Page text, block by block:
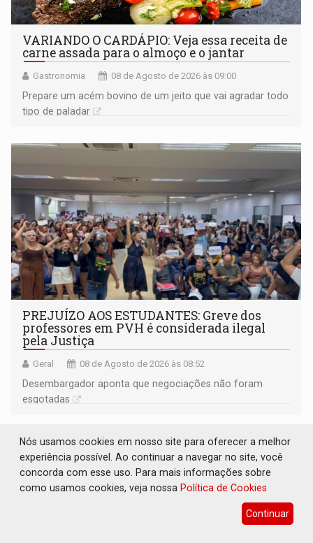
VARIANDO O CARDÁPIO: Veja essa receita de
carne assada para o almoço e o jantar
Gastronomia 08 de Agosto de 2026 às 09:00
Prepare um acém bovino de um jeito que vai agradar todo
tipo de paladar
PREJUÍZO AOS ESTUDANTES: Greve dos
professores em PVH é considerada ilegal
pela Justiça
Geral 08 de Agosto de 2026 às 08:52
Desembargador aponta que negociações não foram
esgotadas
Nós usamos cookies em nosso site para oferecer a melhor
experiência possível. Ao continuar a navegar no site, você
concorda com esse uso. Para mais informações sobre
como usamos cookies, veja nossa Política de Cookies
Continuar